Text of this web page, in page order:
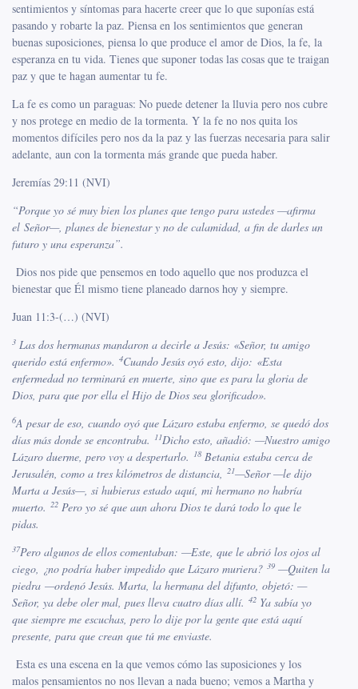
sentimientos y síntomas para hacerte creer que lo que suponías está
pasando y robarte la paz. Piensa en los sentimientos que generan
buenas suposiciones, piensa lo que produce el amor de Dios, la fe, la
esperanza en tu vida. Tienes que suponer todas las cosas que te traigan
paz y que te hagan aumentar tu fe.
La fe es como un paraguas: No puede detener la lluvia pero nos cubre
y nos protege en medio de la tormenta. Y la fe no nos quita los
momentos difíciles pero nos da la paz y las fuerzas necesaria para salir
adelante, aun con la tormenta más grande que pueda haber.
Jeremías 29:11 (NVI)
“Porque yo sé muy bien los planes que tengo para ustedes —afirma
el Señor—, planes de bienestar y no de calamidad, a fin de darles un
futuro y una esperanza”.
Dios nos pide que pensemos en todo aquello que nos produzca el
bienestar que Él mismo tiene planeado darnos hoy y siempre.
Juan 11:3-(…) (NVI)
3 Las dos hermanas mandaron a decirle a Jesús: «Señor, tu amigo
querido está enfermo». 4Cuando Jesús oyó esto, dijo: «Esta
enfermedad no terminará en muerte, sino que es para la gloria de
Dios, para que por ella el Hijo de Dios sea glorificado».
6A pesar de eso, cuando oyó que Lázaro estaba enfermo, se quedó dos
días más donde se encontraba.
11Dicho esto, añadió: —Nuestro amigo
Lázaro duerme, pero voy a despertarlo.
18 Betania estaba cerca de
Jerusalén, como a tres kilómetros de distancia, 21—Señor —le dijo
Marta a Jesús—, si hubieras estado aquí, mi hermano no habría
muerto. 22 Pero yo sé que aun ahora Dios te dará todo lo que le
pidas.
37Pero algunos de ellos comentaban: —Este, que le abrió los ojos al
ciego, ¿no podría haber impedido que Lázaro muriera? 39 —Quiten la
piedra —ordenó Jesús. Marta, la hermana del difunto, objetó: —
Señor, ya debe oler mal, pues lleva cuatro días allí. 42 Ya sabía yo
que siempre me escuchas, pero lo dije por la gente que está aquí
presente, para que crean que tú me enviaste.
Esta es una escena en la que vemos cómo las suposiciones y los
malos pensamientos no nos llevan a nada bueno; vemos a Martha y